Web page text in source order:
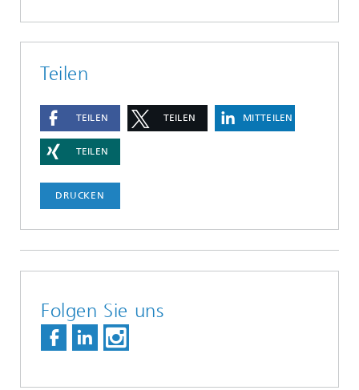
Teilen
TEILEN TEILEN MITTEILEN
TEILEN
DRUCKEN
Folgen Sie uns